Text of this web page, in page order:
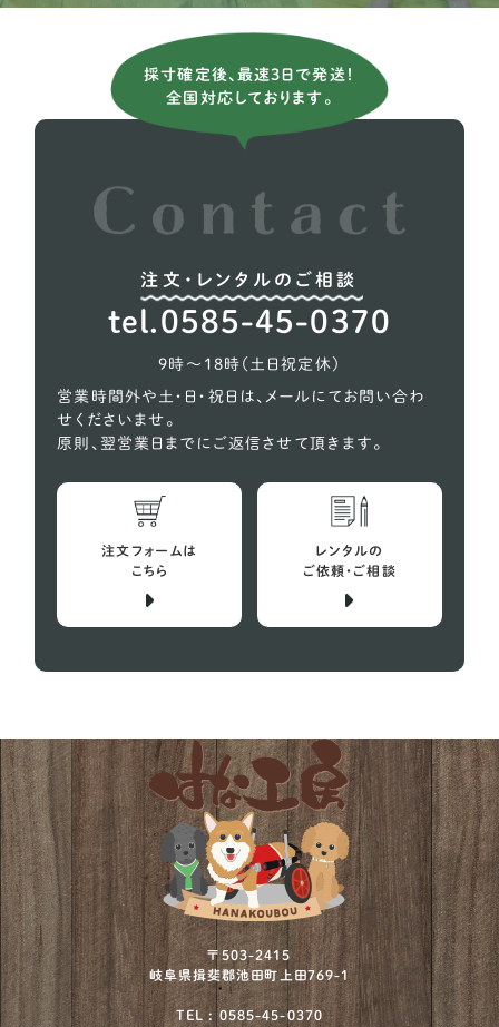
薩摩ビーグル 1
アメリカンコッカースパニエル
イタリアングレーハウンド
イングリッシュコッカー スパニエル
イングリッシュブルドッグ
ウェルシュテリア
オーストラリアンケルピー
シェルティー（シェットランドシープドッグ）
バセットハウンド
ボストンテリア 12
ミニチュアシュナウザー 73
ミニチュアプードル 2
ミニチュアブルテリア 1
ワイヤーフォックステリア 12
北海道犬
注文・レンタルのご相談
採寸確定後、最速3日で発送！
全国対応しております。
tel.0585-45-0370
9時〜18時（土日祝定休）
営業時間外や土・日・祝日は、メールにてお問い合わ
せくださいませ。
原則、翌営業日までにご返信させて頂きます。
注文フォームは
こちら
レンタルの
ご依頼・ご相談
〒503-2415
岐阜県揖斐郡池田町上田769-1
TEL : 0585-45-0370